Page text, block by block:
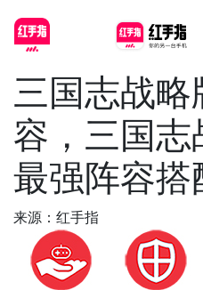
三国志战略
容，三国
最强阵容搭
来源：红手指